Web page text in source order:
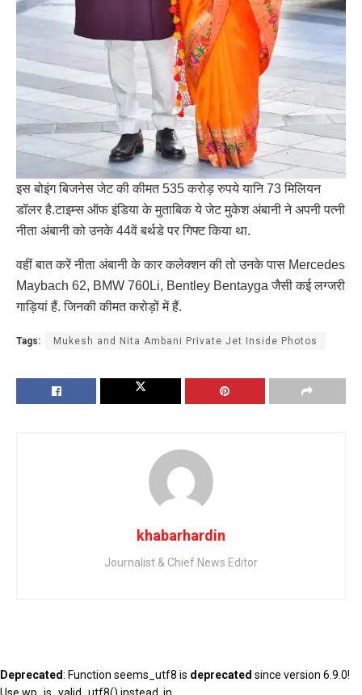
इस बोइंग बिजनेस जेट की कीमत 535 करोड़ रुपये यानि 73 मिलियन
डॉलर है.टाइम्स ऑफ इंडिया के मुताबिक ये जेट मुकेश अंबानी ने अपनी पत्नी
नीता अंबानी को उनके 44वें बर्थडे पर गिफ्ट किया था.
वहीं बात करें नीता अंबानी के कार कलेक्शन की तो उनके पास Mercedes
Maybach 62, BMW 760Li, Bentley Bentayga जैसी कई लग्जरी
गाड़ियां हैं. जिनकी कीमत करोड़ों में हैं.
Tags: Mukesh and Nita Ambani Private Jet Inside Photos
khabarhardin
Journalist & Chief News Editor
Deprecated: Function seems_utf8 is deprecated since version 6.9.0!
Use wp_is_valid_utf8() instead. in